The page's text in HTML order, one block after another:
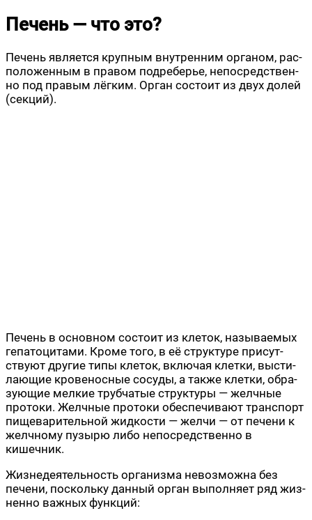
Печень — что это?
Печень явля­ет­ся круп­ным внут­рен­ним орга­ном, рас­
по­ло­жен­ным в пра­вом под­ре­бе­рье, непо­сред­ствен­
но под пра­вым лёг­ким. Орган состо­ит из двух долей
(сек­ций).
Печень в основ­ном состо­ит из кле­ток, назы­ва­е­мых
гепа­то­ци­та­ми. Кро­ме того, в её струк­ту­ре при­сут­
ству­ют дру­гие типы кле­ток, вклю­чая клет­ки, высти­
ла­ю­щие кро­ве­нос­ные сосу­ды, а так­же клет­ки, обра­
зу­ю­щие мел­кие труб­ча­тые струк­ту­ры — желч­ные
про­то­ки. Желч­ные про­то­ки обес­пе­чи­ва­ют транс­порт
пище­ва­ри­тель­ной жид­ко­сти — жел­чи — от пече­ни к
желч­но­му пузы­рю либо непо­сред­ствен­но в
кишечник.
Жиз­не­де­я­тель­ность орга­низ­ма невоз­мож­на без
пече­ни, посколь­ку дан­ный орган выпол­ня­ет ряд жиз­
нен­но важ­ных функций: